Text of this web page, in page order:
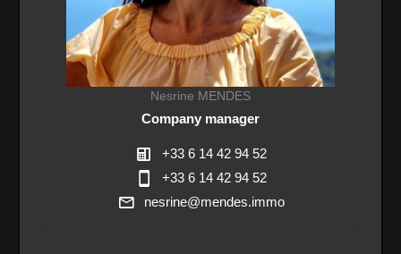
Nesrine MENDES
Company manager
+33 6 14 42 94 52
+33 6 14 42 94 52
nesrine@mendes.immo